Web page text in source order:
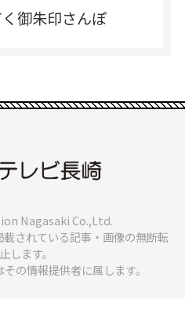
御朱印さんぽ
Nagasaki Co.,Ltd.
されている記事・画像の無断転
します。
の情報提供者に属します。